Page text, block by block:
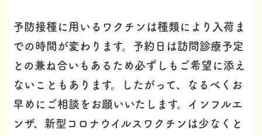
予防接種に用いるワクチンは種類により入荷ま
での時間が変わります。予約日は訪問診療予定
との兼ね合いもあるため必ずしもご希望に添え
ないこともあります。したがって、なるべくお
早めにご相談をお願いいたします。インフルエ
ンザ、新型コロナウイルスワクチンは少なくと